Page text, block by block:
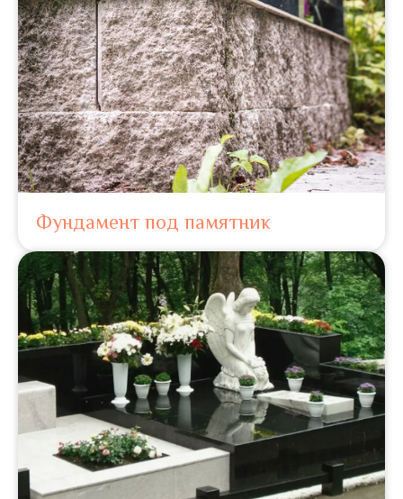
Фундамент под памятник